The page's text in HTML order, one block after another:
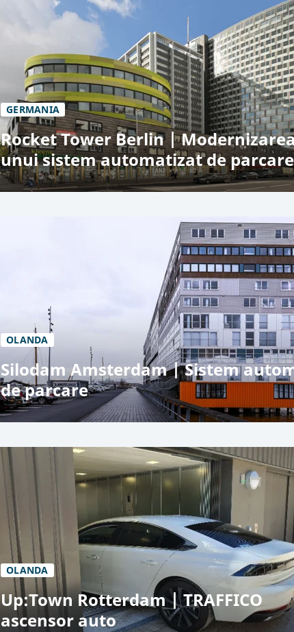
The Lennox, Sydney
Utilizare rezidențială
Sistem automatizat de parcare RESPACE SHIFTER
327 de locuri de parcare
Combinații de subsol cu 9 niveluri
GERMANIA
Rocket Tower Berlin |
unui sistem automatizat de parcare
Modernizarea unui sistem automatizat de parcare
+200 de locuri de parcare
4 intrări
OLANDA
Silodam Amsterdam | Sistem
de parcare
Silodam, Amsterdam
Utilizare rezidențială și publică
Tehnologie de parcare pe bază de paleți
109 locuri de parcare
2 cabine
OLANDA
Up:Town Rotterdam | TRAFFICO
ascensor auto